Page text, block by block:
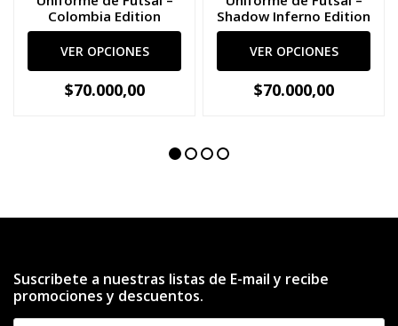
Colombia Edition
VER OPCIONES
$70.000,00
Shadow Inferno Edition
VER OPCIONES
$70.000,00
Suscribete a nuestras listas de E-mail y recibe
promociones y descuentos.